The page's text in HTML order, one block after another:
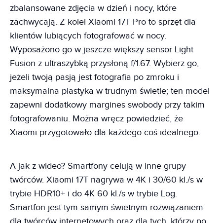
zbalansowane zdjęcia w dzień i nocy, które
zachwycają. Z kolei Xiaomi 17T Pro to sprzęt dla
klientów lubiących fotografować w nocy.
Wyposażono go w jeszcze większy sensor Light
Fusion z ultraszybką przysłoną f/1.67. Wybierz go,
jeżeli twoją pasją jest fotografia po zmroku i
maksymalna plastyka w trudnym świetle; ten model
zapewni dodatkowy margines swobody przy takim
fotografowaniu. Można wręcz powiedzieć, że
Xiaomi przygotowało dla każdego coś idealnego.
A jak z wideo? Smartfony celują w inne grupy
twórców. Xiaomi 17T nagrywa w 4K i 30/60 kl./s w
trybie HDR10+ i do 4K 60 kl./s w trybie Log.
Smartfon jest tym samym świetnym rozwiązaniem